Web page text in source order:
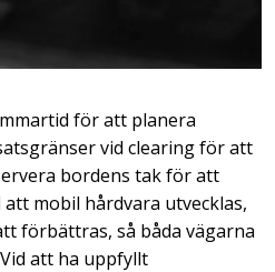
för att planera
vid clearing för att
bordens tak för att
mobil hårdvara utvecklas,
förbättras, så båda vägarna
att ha uppfyllt